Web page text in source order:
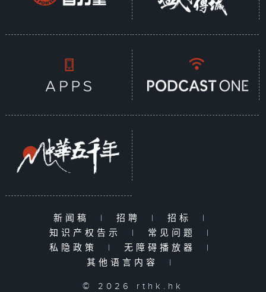
新闻稿 | 招聘 | 招标
|
知识产权告示
| 常见问题
|
私隐政策
| 无障碍播放器
|
其他语言内容
|
© 2026 rthk.hk